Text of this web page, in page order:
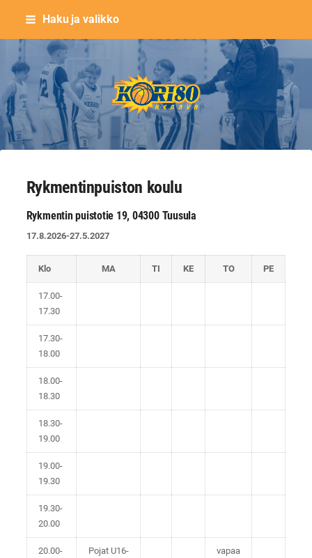
Siirry
sisältöön
Haku ja valikko
Keravan Kori-80 ry
Rykmentinpuiston koulu
Rykmentin puistotie 19, 04300 Tuusula
17.8.2026-27.5.2027
Klo MA TI KE TO PE
17.00-
17.30
17.30-
18.00
18.00-
18.30
18.30-
19.00
19.00-
19.30
19.30-
20.00
20.00-
Pojat U16-
vapaa